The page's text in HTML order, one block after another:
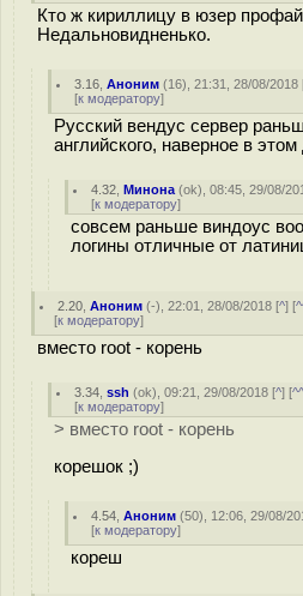
Кто ж кириллицу в юзер
Недальновидненько.
3.16 ,Аноним (16), 21:31, 28/08/2018
[к модератору]
Русский вендус сервер
английского, наверное в этом
4.32 ,Минона (ok), 08:45, 29/08/
[к модератору]
совсем раньше виндоус
логины отличные от
2.20 ,Аноним (-), 22:01, 28/08/2018 [^] [
[к модератору]
вместо root - корень
3.34 ,ssh (ok), 09:21, 29/08/2018 [^] [
[к модератору]
> вместо root - корень
корешок ;)
4.54 ,Аноним (50), 12:06, 29/08/
[к модератору]
кореш